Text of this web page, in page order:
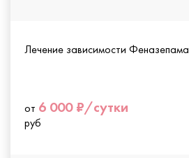
Лечение зависимости Феназепама
от 6 000 ₽/сутки
руб